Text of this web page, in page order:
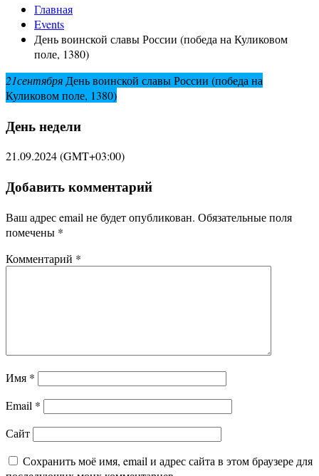
Главная
Events
День воинской славы России (победа на Куликовом
поле, 1380)
21сентября День воинской славы России (победа на
Куликовом поле, 1380)
День недели
21.09.2024(GMT+03:00)
Добавить комментарий
Ваш адрес email не будет опубликован. Обязательные поля
помечены *
Комментарий *
Имя *
Email *
Сайт
Сохранить моё имя, email и адрес сайта в этом браузере для